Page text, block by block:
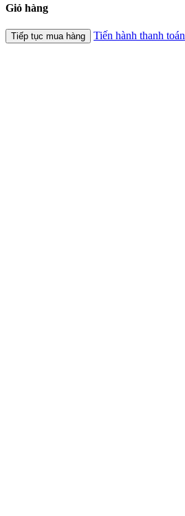
Giỏ hàng
Tiếp tục mua hàng Tiến hành thanh toán